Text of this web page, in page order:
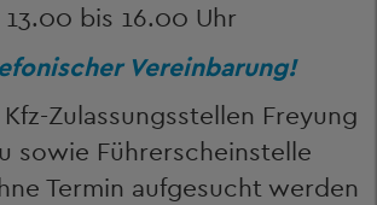
13.00 bis 16.00 Uhr
Vereinbarung!
Zulassungsstellen Freyung
sowie Führerscheinstelle
Termin aufgesucht werden